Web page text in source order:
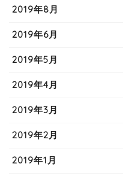
2019年8月
2019年6月
2019年5月
2019年4月
2019年3月
2019年2月
2019年1月